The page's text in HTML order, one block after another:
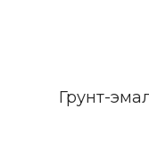
Грунт-